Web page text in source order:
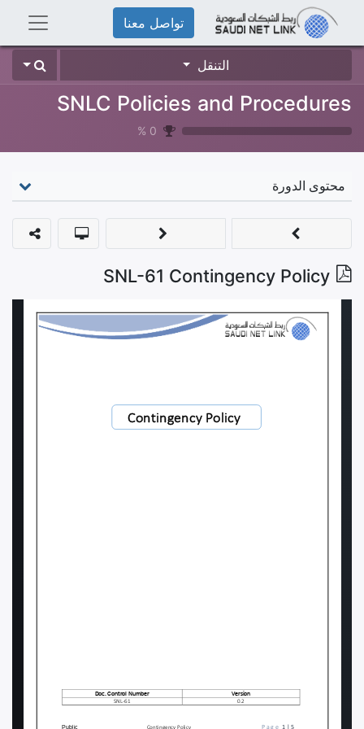
تواصل معنا
التنقل
SNLC Policies and Procedures
0
%
محتوى الدورة
SNL-61 Contingency Policy